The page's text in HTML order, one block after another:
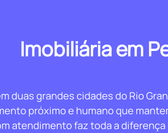
Imobiliária em
duas grandes cidades do Rio
próximo e humano que
atendimento faz toda a